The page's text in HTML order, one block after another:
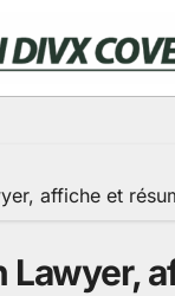
affiche et
Lawyer,